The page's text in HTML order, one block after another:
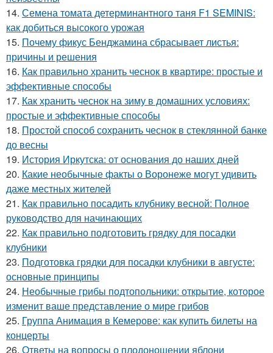
14. Семена томата детерминантного таня F1 SEMINIS:
как добиться высокого урожая
15. Почему фикус Бенджамина сбрасывает листья:
причины и решения
16. Как правильно хранить чеснок в квартире: простые и
эффективные способы
17. Как хранить чеснок на зиму в домашних условиях:
простые и эффективные способы
18. Простой способ сохранить чеснок в стеклянной банке
до весны
19. История Иркутска: от основания до наших дней
20. Какие необычные факты о Воронеже могут удивить
даже местных жителей
21. Как правильно посадить клубнику весной: Полное
руководство для начинающих
22. Как правильно подготовить грядку для посадки
клубники
23. Подготовка грядки для посадки клубники в августе:
основные принципы
24. Необычные грибы подтопольники: открытие, которое
изменит ваше представление о мире грибов
25. Группа Анимация в Кемерове: как купить билеты на
концерты
26. Ответы на вопросы о плодоношении яблони